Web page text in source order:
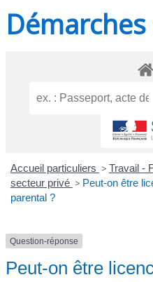
Accueil particuliers > Travail -
secteur privé > Peut-on être
parental ?
Question-réponse
Peut-on être